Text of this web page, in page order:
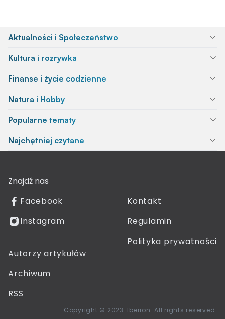
Aktualności i Społeczeństwo
Kultura i rozrywka
Finanse i życie codzienne
Natura i Hobby
Popularne tematy
Najchętniej czytane
Znajdź nas
Facebook
Instagram
Kontakt
Regulamin
Polityka prywatności
Autorzy artykułów
Archiwum
RSS
Copyright © 2023. Iberion. All rights reserved.